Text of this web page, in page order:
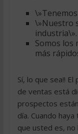
\»Nuestro
industria\».
Somos
más
Sí, lo que sea!!
de ventas está
prospectos
día. Cuando
que usted es, no